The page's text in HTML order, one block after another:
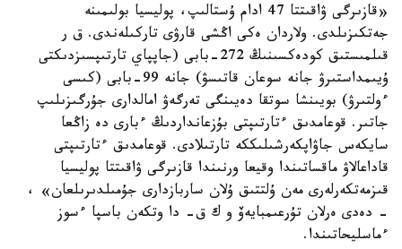
«قازىرگى ۋاقىتتا 47 ادام ۇستالىپ، پوليسيا بولىمىنە
جەتكىزىلدى. ولاردان ەكى اڭشى قارۋى تاركىلەندى. ق ر
قىلمىستىق كودەكسىنىڭ 272-بابى (جاپپاي تارتىپسىزدىكتى
ۇيىمداستىرۋ جانە سوعان قاتىسۋ) جانە 99-بابى (كىسى
ءولتىرۋ) بويىنشا سوتقا دەيىنگى تەرگەۋ امالدارى جۇرگىزىلىپ
جاتىر. قوعامدىق ءتارتىپتى بۇزعانداردىڭ ءبارى دە زاڭعا
سايكەس جاۋاپكەرشىلىككە تارتىلادى. قوعامدىق ءتارتىپتى
قاداعالاۋ ماقساتىندا وقيعا ورنىندا قازىرگى ۋاقىتتا پوليسيا
قىزمەتكەرلەرى مەن ۇلتتىق ۇلان ساربازدارى جۇمىلدىرىلعان» ،
- دەدى ەرلان تۇرعىمبايەۆ و ك ق- دا وتكەن باسپا ءسوز
ءماسليحاتىندا.